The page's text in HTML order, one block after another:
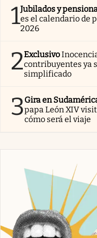
1Jubilados y
es el calendario de
2026
2Exclusivo
contribuyentes ya
simplificado
3Gira en
papa León XIV
cómo será el viaje